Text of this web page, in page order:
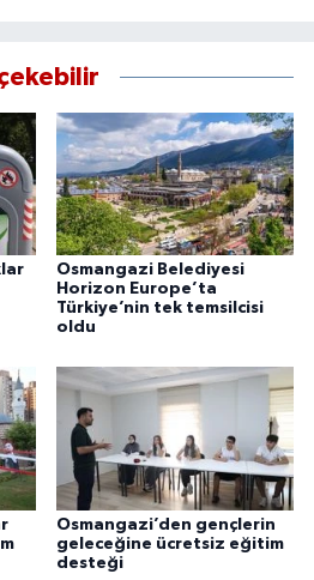
Osmangazi Belediyesi
Horizon Europe’ta
Türkiye’nin tek temsilcisi
oldu
Osmangazi’den gençlerin
geleceğine ücretsiz eğitim
desteği